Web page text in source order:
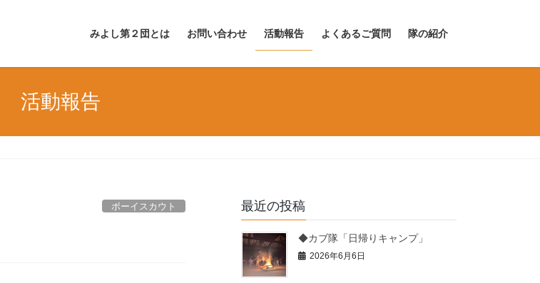
みよし第２団とは お問い合わせ 活動報告 よくあるご質問 隊の紹介
活動報告
ボーイスカウト 最近の投稿
◆カブ隊「日帰りキャンプ」
2026年6月6日